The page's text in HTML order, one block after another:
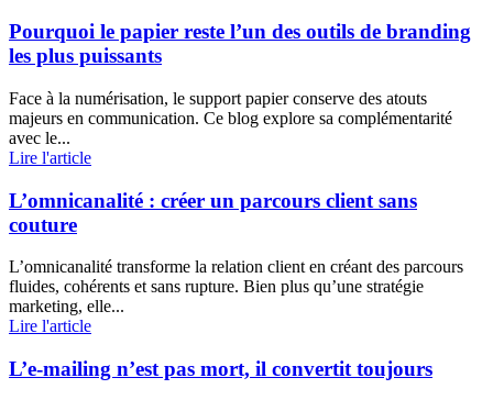
Pourquoi le papier reste l’un des outils de branding
les plus puissants
Face à la numérisation, le support papier conserve des atouts
majeurs en communication. Ce blog explore sa complémentarité
avec le...
Lire l'article
L’omnicanalité : créer un parcours client sans
couture
L’omnicanalité transforme la relation client en créant des parcours
fluides, cohérents et sans rupture. Bien plus qu’une stratégie
marketing, elle...
Lire l'article
L’e-mailing n’est pas mort, il convertit toujours